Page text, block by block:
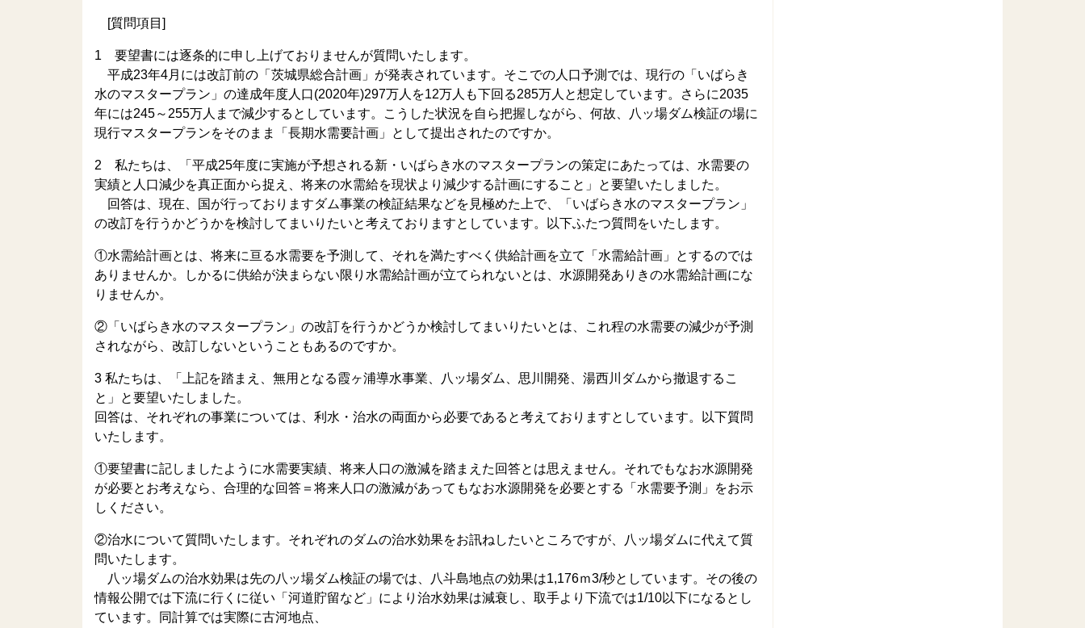
[質問項目]
1 要望書には逐条的に申し上げておりませんが質問いたします。
平成23年4月には改訂前の「茨城県総合計画」が発表されています。そこでの人口予測では、現行の「いばらき
水のマスタープラン」の達成年度人口(2020年)297万人を12万人も下回る285万人と想定しています。さらに2035
年には245～255万人まで減少するとしています。こうした状況を自ら把握しながら、何故、八ッ場ダム検証の場に
現行マスタープランをそのまま「長期水需要計画」として提出されたのですか。
2 私たちは、「平成25年度に実施が予想される新・いばらき水のマスタープランの策定にあたっては、水需要の
実績と人口減少を真正面から捉え、将来の水需給を現状より減少する計画にすること」と要望いたしました。
回答は、現在、国が行っておりますダム事業の検証結果などを見極めた上で、「いばらき水のマスタープラン」
の改訂を行うかどうかを検討してまいりたいと考えておりますとしています。以下ふたつ質問をいたします。
①水需給計画とは、将来に亘る水需要を予測して、それを満たすべく供給計画を立て「水需給計画」とするのでは
ありませんか。しかるに供給が決まらない限り水需給計画が立てられないとは、水源開発ありきの水需給計画にな
りませんか。
②「いばらき水のマスタープラン」の改訂を行うかどうか検討してまいりたいとは、これ程の水需要の減少が予測
されながら、改訂しないということもあるのですか。
3 私たちは、「上記を踏まえ、無用となる霞ヶ浦導水事業、八ッ場ダム、思川開発、湯西川ダムから撤退するこ
と」と要望いたしました。
回答は、それぞれの事業については、利水・治水の両面から必要であると考えておりますとしています。以下質問
いたします。
①要望書に記しましたように水需要実績、将来人口の激減を踏まえた回答とは思えません。それでもなお水源開発
が必要とお考えなら、合理的な回答＝将来人口の激減があってもなお水源開発を必要とする「水需要予測」をお示
しください。
②治水について質問いたします。それぞれのダムの治水効果をお訊ねしたいところですが、八ッ場ダムに代えて質
問いたします。
八ッ場ダムの治水効果は先の八ッ場ダム検証の場では、八斗島地点の効果は1,176ｍ3/秒としています。その後の
情報公開では下流に行くに従い「河道貯留など」により治水効果は減衰し、取手より下流では1/10以下になるとし
ています。同計算では実際に古河地点、